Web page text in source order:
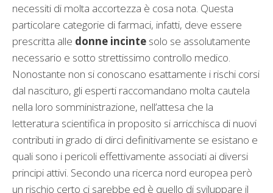
necessiti di molta accortezza è cosa nota. Questa
particolare categorie di farmaci, infatti, deve essere
prescritta alle donne incinte solo se assolutamente
necessario e sotto strettissimo controllo medico.
Nonostante non si conoscano esattamente i rischi corsi
dal nascituro, gli esperti raccomandano molta cautela
nella loro somministrazione, nell’attesa che la
letteratura scientifica in proposito si arricchisca di nuovi
contributi in grado di dirci definitivamente se esistano e
quali sono i pericoli effettivamente associati ai diversi
principi attivi. Secondo una ricerca nord europea però
un rischio certo ci sarebbe ed è quello di sviluppare il